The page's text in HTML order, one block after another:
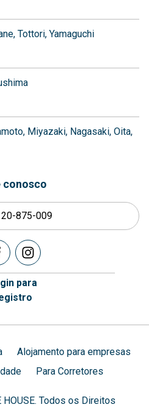
Tottori Yamaguchi
Miyazaki Nagasaki Oita
conosco
875-009
para
Alojamento para empresas
Para Corretores
Todos os Direitos